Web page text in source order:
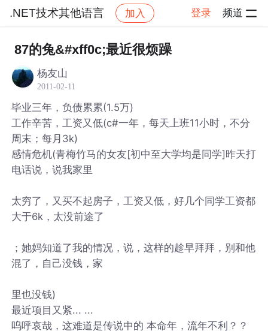
.NET技术其他语言 加入 登录 频道
社区 .NET技术其他语言 帖子详情
87的兔&#xff0c;最近很烦躁
杨友山
2011-02-11
毕业三年，负债累累(1.5万)
工作辛苦，工资又低(c#一年，每天上班11小时，不分
周末；每月3k)
感情危机(青梅竹马的女友[初中至大学均是同学]昨天打
电话说，说我家里
太穷了，又买不起房子，工资又低，好几个同学工资都
大于6k，太没前途了
；她妈知道了我的情况，说，这样的趁早拜拜，别和他
混了，自己没钱，家
里也没钱)
最近项目又紧... ...
呜呼哀哉，这难道是传说中的 本命年，流年不利？？